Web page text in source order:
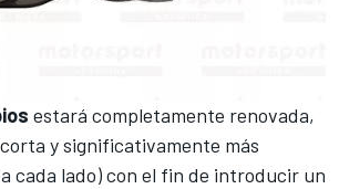
estará completamente renovada,
y significativamente más
cada lado) con el fin de introducir un